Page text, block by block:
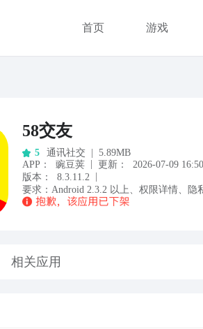
首页 游戏
58交友
5 通讯社交 | 5.89MB
APP ： 豌豆荚 | 更新：
2026-07-09 16:50
版本：
8.3.11.2
|
要求： Android 2.3.2 以上 权限详情 隐
相关应用